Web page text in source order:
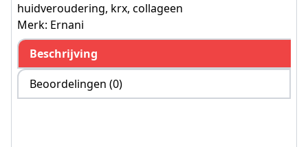
huidveroudering, krx, collageen
Merk: Ernani
Beschrijving
Beoordelingen (0)